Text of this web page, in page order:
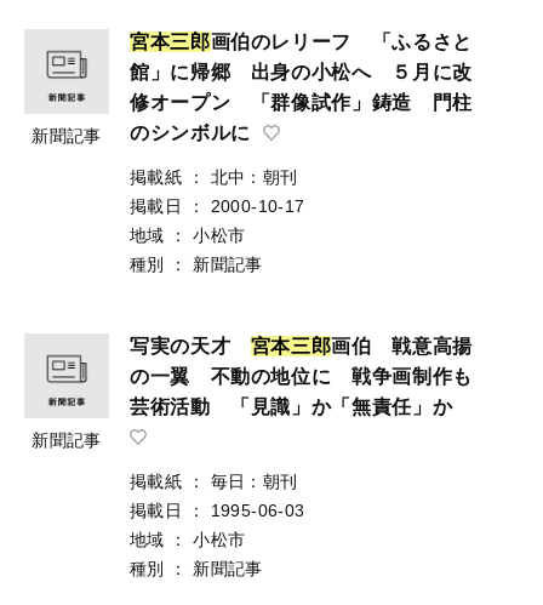
新聞記事
宮本三 郎画伯のレリーフ 「ふるさと
館」に帰郷 出身の小松へ ５月に改
修オープン 「群像試作」鋳造 門柱
のシンボルに
掲載紙 ：
北中：朝刊
掲載日
：
2000-10-17
地域
：
小松市
種別
： 新聞記事
新聞記事
写実の天才 宮本三 郎画伯 戦意高揚
の一翼 不動の地位に 戦争画制作も
芸術活動 「見識」か「無責任」か
掲載紙 ：
毎日：朝刊
掲載日
：
1995-06-03
地域
：
小松市
種別
： 新聞記事